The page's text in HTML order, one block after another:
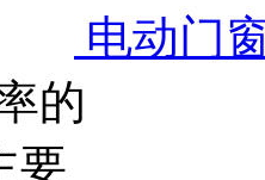
电动门